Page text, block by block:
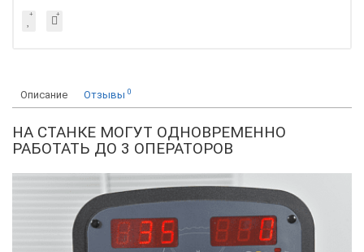
Описание Отзывы 0
НА СТАНКЕ МОГУТ ОДНОВРЕМЕННО
РАБОТАТЬ ДО 3 ОПЕРАТОРОВ